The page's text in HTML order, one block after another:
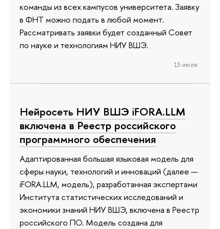
команды из всех кампусов университета. Заявку
в ФНТ можно подать в любой момент.
Рассматривать заявки будет созданный Совет
по науке и технологиям НИУ ВШЭ.
15 июля
Нейросеть НИУ ВШЭ iFORA.LLM
включена в Реестр российского
программного обеспечения
Адаптированная большая языковая модель для
сферы науки, технологий и инноваций (далее —
iFORA.LLM, модель), разработанная экспертами
Института статистических исследований и
экономики знаний НИУ ВШЭ, включена в Реестр
российского ПО. Модель создана для